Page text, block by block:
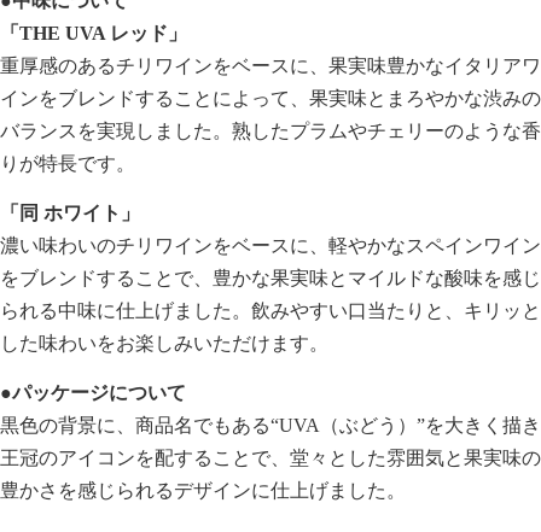
「THE UVA レッド」
重厚感のあるチリワインをベースに、果実味豊かなイタリアワ
インをブレンドすることによって、果実味とまろやかな渋みの
バランスを実現しました。熟したプラムやチェリーのような香
りが特長です。
「同 ホワイト」
濃い味わいのチリワインをベースに、軽やかなスペインワイン
をブレンドすることで、豊かな果実味とマイルドな酸味を感じ
られる中味に仕上げました。飲みやすい口当たりと、キリッと
した味わいをお楽しみいただけます。
●パッケージについて
黒色の背景に、商品名でもある“UVA（ぶどう）”を大きく描き
王冠のアイコンを配することで、堂々とした雰囲気と果実味の
豊かさを感じられるデザインに仕上げました。